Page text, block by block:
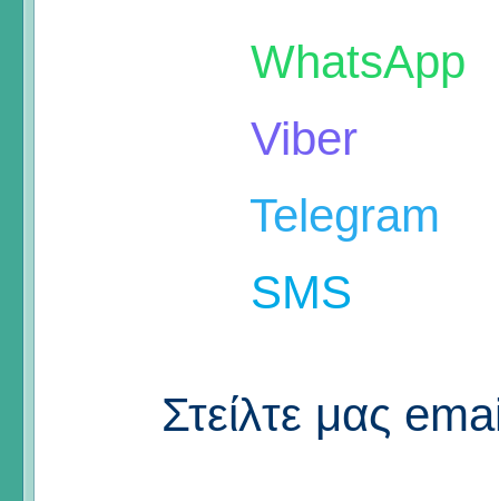
WhatsApp
Viber
Telegram
SMS
Στείλτε μας